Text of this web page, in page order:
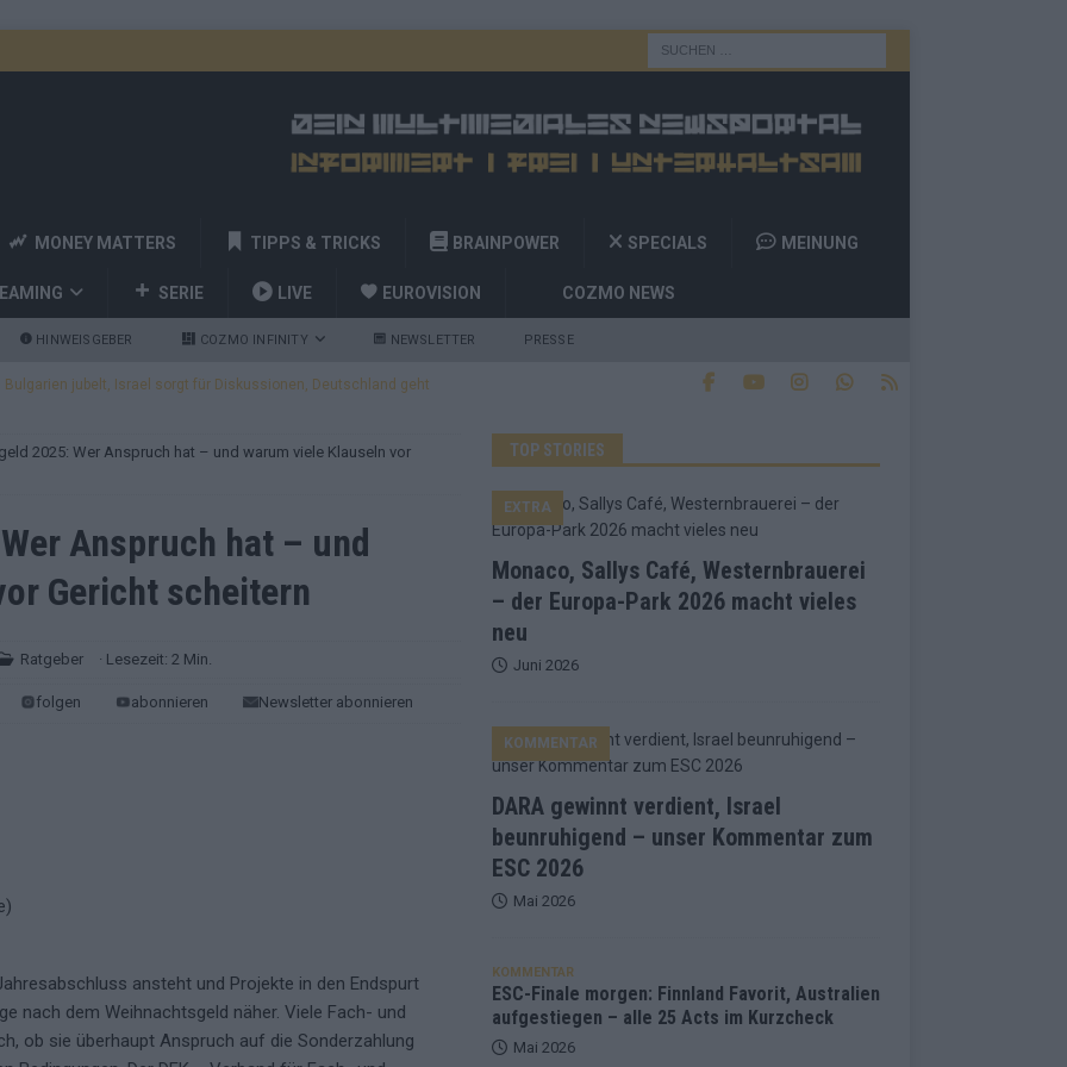
MONEY MATTERS TIPPS & TRICKS BRAINPOWER SPECIALS MEINUNG
SERIE LIVE EUROVISION COZMO NEWS
HINWEISGEBER COZMO INFINITY NEWSLETTER PRESSE
Bulgarien jubelt, Israel sorgt für Diskussionen, Deutschland geht
und Billy Joel – das ESC-Finale wird eine Party EUROVISION
Favorit, Australien aufgestiegen – alle 25 Acts im Kurzcheck
Zahl zur Ikone wurde: 70 Jahre ESC-Wertungsgeschichte!
– der Europa-Park 2026 macht vieles neu
beunruhigend – unser Kommentar zum ESC 2026
2025: Wer Anspruch hat – und warum viele Klauseln vor
Anspruch hat – und
Gericht scheitern
Ratgeber · Lesezeit: 2 Min.
folgen abonnieren Newsletter abonnieren
ansteht und Projekte in den Endspurt
nach dem Weihnachtsgeld näher. Viele Fach- und
ob sie überhaupt Anspruch auf die Sonderzahlung
TOP STORIES
Monaco, Sallys Café, Westernbrauerei
– der Europa-Park 2026 macht vieles
neu
EXTRA
Juni 2026
DARA gewinnt verdient, Israel
beunruhigend – unser Kommentar zum
ESC 2026
KOMMENTAR
Mai 2026
KOMMENTAR
ESC-Finale morgen: Finnland Favorit, Australien
aufgestiegen – alle 25 Acts im Kurzcheck
Mai 2026